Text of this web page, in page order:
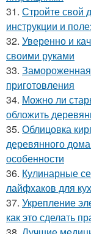
31. Стройте свой
инструкции и
32. Уверенно и
своими руками
33. Замороженная
приготовления
34. Можно ли
обложить
35. Облицовка
деревянного
особенности
36. Кулинарные
лайфхаков для
37. Укрепление
как это сделать